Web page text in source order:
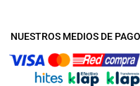
NUESTROS MEDIOS DE PAGO